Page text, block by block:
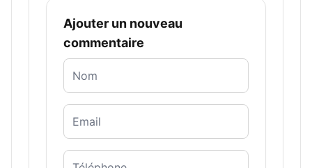
Ajouter un nouveau
commentaire